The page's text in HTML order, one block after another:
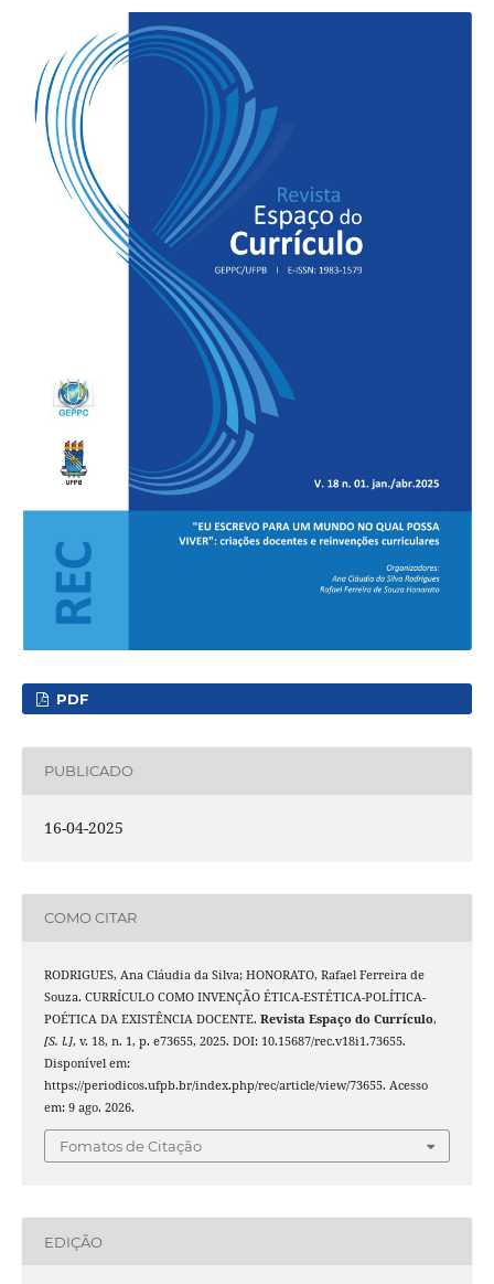
PDF
PUBLICADO
16-04-2025
COMO CITAR
RODRIGUES, Ana Cláudia da Silva; HONORATO, Rafael Ferreira de
Souza. CURRÍCULO COMO INVENÇÃO ÉTICA-ESTÉTICA-POLÍTICA-
POÉTICA DA EXISTÊNCIA DOCENTE. Revista Espaço do Currículo,
[S. l.], v. 18, n. 1, p. e73655, 2025. DOI: 10.15687/rec.v18i1.73655.
Disponível em:
https://periodicos.ufpb.br/index.php/rec/article/view/73655. Acesso
em: 9 ago. 2026.
Fomatos de Citação
EDIÇÃO